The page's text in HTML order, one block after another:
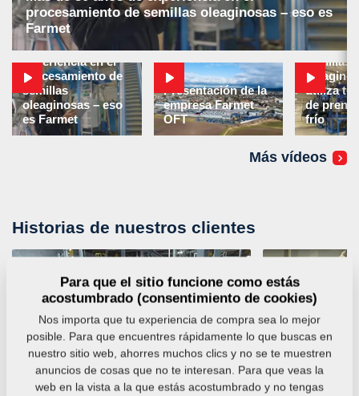
procesamiento de semillas oleaginosas – eso es
Farmet
Más de 30 años de
experiencia en el
procesamiento de
semillas
oleaginosas – eso
es Farmet
Presentación de la
empresa Farmet
OFT
Planta
semillas
utiliza
de
frío
Más vídeos
Historias de nuestros clientes
OFT OFT
Para que el sitio funcione como estás
acostumbrado (consentimiento de cookies)
Nos importa que tu experiencia de compra sea lo mejor
posible. Para que encuentres rápidamente lo que buscas en
nuestro sitio web, ahorres muchos clics y no se te muestren
anuncios de cosas que no te interesan. Para que veas la
web en la vista a la que estás acostumbrado y no tengas